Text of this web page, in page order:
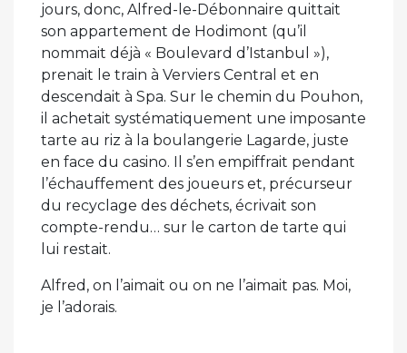
jours, donc, Alfred-le-Débonnaire quittait
son appartement de Hodimont (qu’il
nommait déjà « Boulevard d’Istanbul »),
prenait le train à Verviers Central et en
descendait à Spa. Sur le chemin du Pouhon,
il achetait systématiquement une imposante
tarte au riz à la boulangerie Lagarde, juste
en face du casino. Il s’en empiffrait pendant
l’échauffement des joueurs et, précurseur
du recyclage des déchets, écrivait son
compte-rendu… sur le carton de tarte qui
lui restait.
Alfred, on l’aimait ou on ne l’aimait pas. Moi,
je l’adorais.